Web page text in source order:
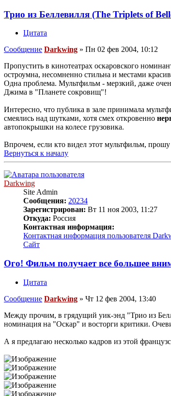
Трио из Беллевилля (The Triplets of
Цитата
Сообщение Darkwing » Пн 02 фев 2004, 10:12
Пропустить в кинотеатрах оскаровского
остроумна, несомненно стильна и местами
Одна проблема. Мультфильм - мерзкий, даже
Джима в "Планете сокровищ"!
Интересно, что публика в зале принимала
смеялись над шутками, хотя смех откровенно
автопокрышки на колесе грузовика.
Впрочем, если кто видел этот мультфильм, прошу
Вернуться к началу
Darkwing
Site Admin
Сообщения: 20234
Зарегистрирован: Вт 11 ноя 2003, 11:27
Откуда: Россия
Контактная информация:
Контактная информация пользователя
Сайт
Ого! Фильм получает все большее
Цитата
Сообщение Darkwing » Чт 12 фев 2004, 13:40
Между прочим, в грядущий уик-энд "Трио из
номинация на "Оскар" и восторги критики.
А я предлагаю несколько кадров из этой